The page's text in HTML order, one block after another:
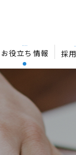
お役立ち情報 採